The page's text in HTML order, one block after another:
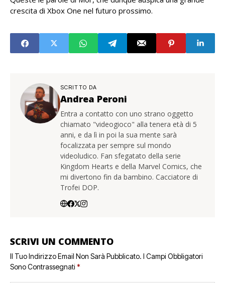
crescita di Xbox One nel futuro prossimo.
SCRITTO DA
Andrea Peroni
Entra a contatto con uno strano oggetto
chiamato "videogioco" alla tenera età di 5
anni, e da lì in poi la sua mente sarà
focalizzata per sempre sul mondo
videoludico. Fan sfegatato della serie
Kingdom Hearts e della Marvel Comics, che
mi divertono fin da bambino. Cacciatore di
Trofei DOP.
SCRIVI UN COMMENTO
Il Tuo Indirizzo Email Non Sarà Pubblicato. I Campi Obbligatori
Sono Contrassegnati *